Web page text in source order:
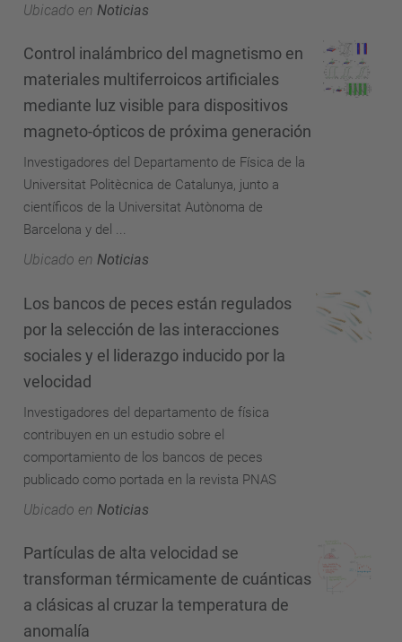
Ubicado en Noticias
Control inalámbrico del magnetismo en
materiales multiferroicos artificiales
mediante luz visible para dispositivos
magneto-ópticos de próxima generación
Investigadores del Departamento de Física de la
Universitat Politècnica de Catalunya, junto a
científicos de la Universitat Autònoma de
Barcelona y del ...
Ubicado en Noticias
Los bancos de peces están regulados
por la selección de las interacciones
sociales y el liderazgo inducido por la
velocidad
Investigadores del departamento de física
contribuyen en un estudio sobre el
comportamiento de los bancos de peces
publicado como portada en la revista PNAS
Ubicado en Noticias
Partículas de alta velocidad se
transforman térmicamente de cuánticas
a clásicas al cruzar la temperatura de
anomalía